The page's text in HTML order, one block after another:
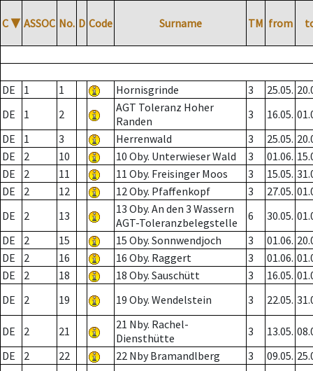
C ▼ ASSOC No. D Code Surname TM from
DE 1 1 Hornisgrinde 3 25.05.
DE
1 2
AGT Toleranz Hoher
Randen
3 16.05.
DE
1 3 Herrenwald 3 25.05.
DE
2 10 10 Oby. Unterwieser Wald 3 01.06.
DE
2 11 11 Oby. Freisinger Moos 3 15.05.
DE
2 12 12 Oby. Pfaffenkopf 3 27.05.
DE
2 13
13 Oby. An den 3 Wassern
AGT-Toleranzbelegstelle
6 30.05.
DE
2 15 15 Oby. Sonnwendjoch 3 01.06.
DE
2 16 16 Oby. Raggert 3 01.06.
DE
2 18 18 Oby. Sauschütt 3 16.05.
DE
2 19 19 Oby. Wendelstein 3 22.05.
DE 2 21
21 Nby. Rachel-
Diensthütte
3 13.05.
DE
2 22 22 Nby Bramandlberg 3 09.05.